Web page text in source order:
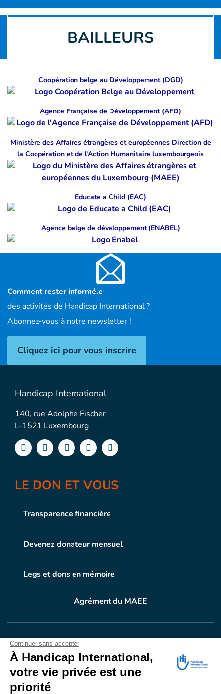
BAILLEURS
Coopération belge au Développement (DGD)
Agence Française de Développement (AFD)
Ministère des Affaires étrangères et européennes Direction de
la Coopération et de l'Action Humanitaire luxembourgeois
Educate a Child (EAC)
Agence belge de développement (ENABEL)
Comment rester informé.e
des activités de Handicap International ?
Abonnez-vous à notre newsletter !
Cliquez ici pour vous inscrire
Handicap International
140, rue Adolphe Fischer
L-1521 Luxembourg
LE DON ET VOUS
Transparence financière
Devenez donateur mensuel
Legs et dons en mémoire
Agrément du MAEE
VOTRE DONEN ACTION
Grâce à vous, en 2024, 604.716 personnes ont
bénéficié d’appareillage et d’activités de réadaptation.
Merci pour votre générosité.